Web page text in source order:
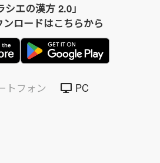
シエの漢方 2.0」
ンロードはこちらから
トフォン PC